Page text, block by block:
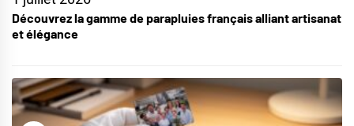
Découvrez la gamme de parapluies français alliant artisanat
et élégance